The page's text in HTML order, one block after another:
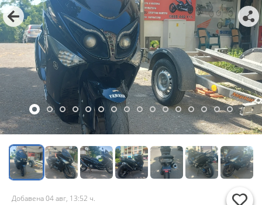
Добавена 04 авг, 13:52 ч.